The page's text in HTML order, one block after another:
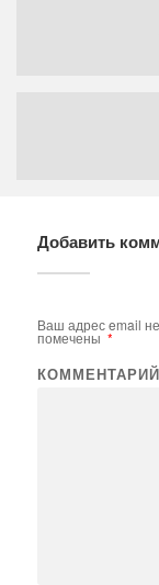
Добавить
Ваш адрес email
помечены *
КОММЕНТАРИЙ